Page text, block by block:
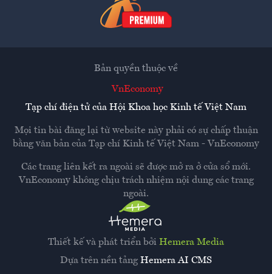
Thiết kế và phát triển bởi Hemera Media
Dựa trên nền tảng Hemera AI CMS
Bản quyền thuộc về
VnEconomy
Tạp chí điện tử của Hội Khoa học Kinh tế Việt Nam
Mọi tin bài đăng lại từ website này phải có sự chấp thuận
bằng văn bản của Tạp chí Kinh tế Việt Nam - VnEconomy
Các trang liên kết ra ngoài sẽ được mở ra ở cửa sổ mới.
VnEconomy không chịu trách nhiệm nội dung các trang
ngoài.